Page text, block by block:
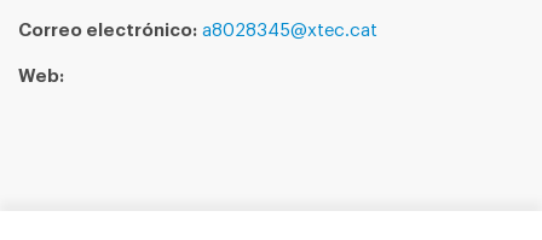
Correo electrónico: a8028345@xtec.cat
Web: